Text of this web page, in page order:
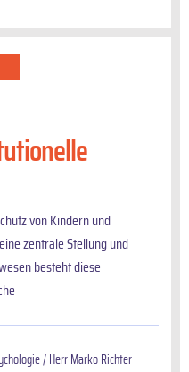
von Kin­dern und
zentrale Stellung und
besteht diese
/ Herr Marko Richter